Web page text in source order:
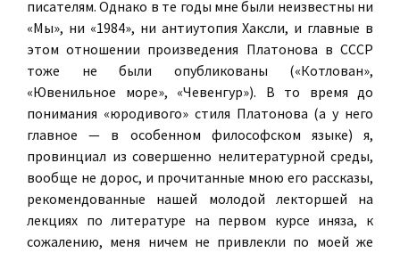
писателям. Однако в те годы мне были неизвестны ни
«Мы», ни «1984», ни антиутопия Хаксли, и главные в
этом отношении произведения Платонова в СССР
тоже не были опубликованы («Котлован»,
«Ювенильное море», «Чевенгур»). В то время до
понимания «юродивого» стиля Платонова (а у него
главное — в особенном философском языке) я,
провинциал из совершенно нелитературной среды,
вообще не дорос, и прочитанные мною его рассказы,
рекомендованные нашей молодой лекторшей на
лекциях по литературе на первом курсе иняза, к
сожалению, меня ничем не привлекли по моей же